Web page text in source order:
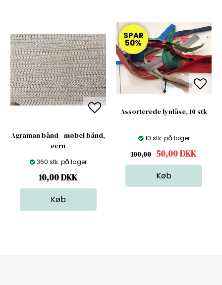
Agraman bånd - møbel bånd,
ecru
360 stk. på lager
10,00DKK
SPAR
50%
Assorterede lynlåse, 10 stk
10 stk. på lager
100,00
50,00DKK